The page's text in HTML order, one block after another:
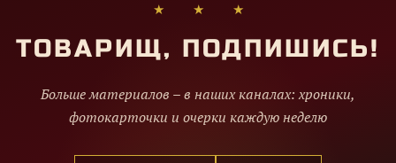
★ ★ ★
ТОВАРИЩ, ПОДПИШИСЬ!
Больше материалов – в наших каналах: хроники,
фотокарточки и очерки каждую неделю